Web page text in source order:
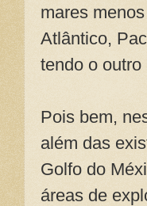
mares
Atlântico,
tendo o outro
Pois bem,
além das
Golfo do
áreas de